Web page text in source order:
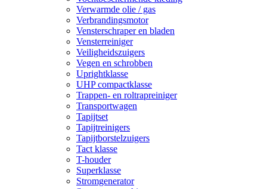
Verwarmde olie / gas
Verbrandingsmotor
Vensterschraper en bladen
Vensterreiniger
Veiligheidszuigers
Vegen en schrobben
Uprightklasse
UHP compactklasse
Trappen- en roltrapreiniger
Transportwagen
Tapijtset
Tapijtreinigers
Tapijtborstelzuigers
Tact klasse
T-houder
Superklasse
Stromgenerator